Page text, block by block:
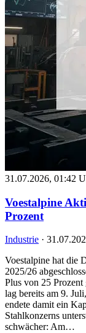
31.07.2026, 01:42
Voestalpine
Prozent
Industrie ·
Voestalpine hat die
2025/26
Plus von 25
lag bereits am 9.
endete damit ein
Stahlkonzerns
schwächer: Am…